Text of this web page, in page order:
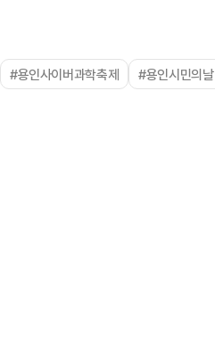
#용인사이버과학축제 #용인시민의날